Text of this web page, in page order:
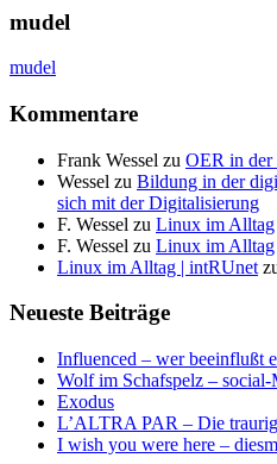
mudel
mudel
Kommentare
Frank Wessel zu OER in
Wessel zu Bildung in der
sich mit der Digitalisierung
F. Wessel zu Linux im Alltag
F. Wessel zu Linux im Alltag
Linux im Alltag | intRUnet
Neueste Beiträge
Influenced – wer beeinflußt
Wolf im Schafspelz – social-
Exodus
L’ALTRA PAR – Die
I wish you were here –